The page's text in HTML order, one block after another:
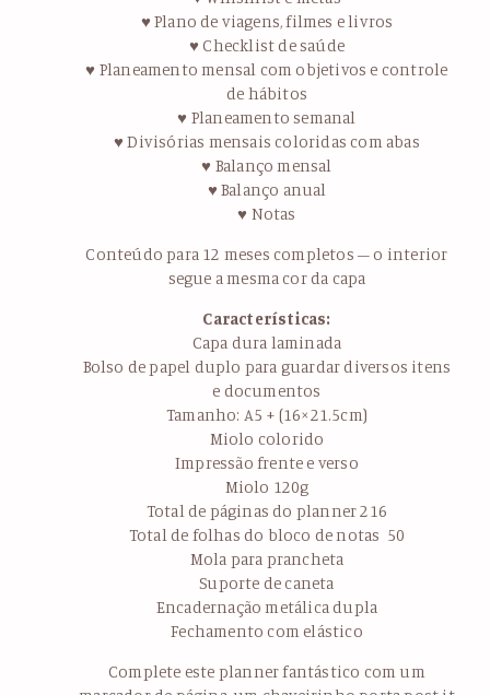
♥ Plano de viagens, filmes e livros
♥ Checklist de saúde
♥ Planeamento mensal com objetivos e controle
de hábitos
♥ Planeamento semanal
♥ Divisórias mensais coloridas com abas
♥ Balanço mensal
♥ Balanço anual
♥ Notas
Conteúdo para 12 meses completos – o interior
segue a mesma cor da capa
Características:
Capa dura laminada
Bolso de papel duplo para guardar diversos itens
e documentos
Tamanho: A5 + (16×21.5cm)
Miolo colorido
Impressão frente e verso
Miolo 120g
Total de páginas do planner 216
Total de folhas do bloco de notas 50
Mola para prancheta
Suporte de caneta
Encadernação metálica dupla
Fechamento com elástico
Complete este planner fantástico com um